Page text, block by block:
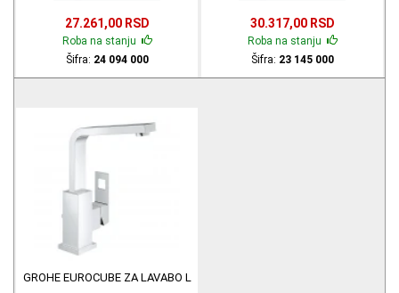
27.261,00 RSD
Roba na stanju
Šifra: 24 094 000
30.317,00 RSD
Roba na stanju
Šifra: 23 145 000
GROHE EUROCUBE ZA LAVABO L